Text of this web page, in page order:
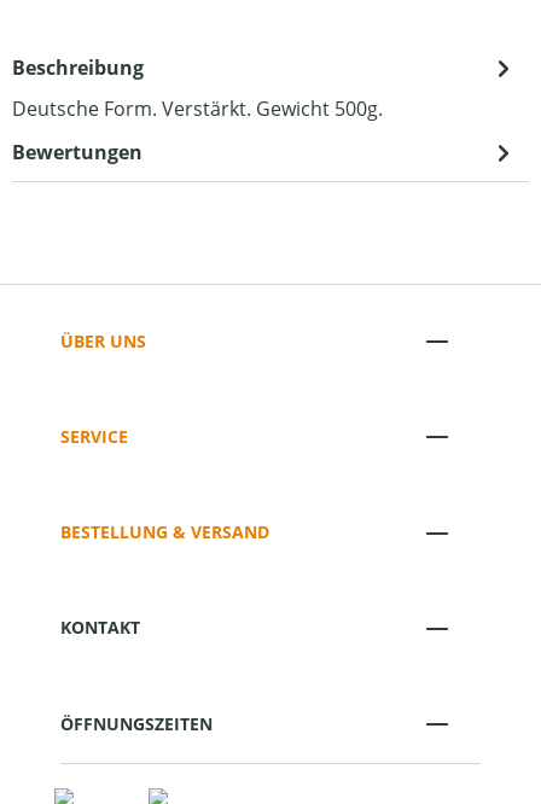
Beschreibung
Deutsche Form. Verstärkt. Gewicht 500g.
Bewertungen
ÜBER UNS
SERVICE
BESTELLUNG & VERSAND
KONTAKT
ÖFFNUNGSZEITEN